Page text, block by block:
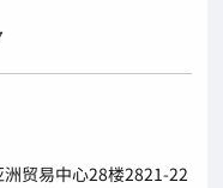
贸易中心28楼2821-22